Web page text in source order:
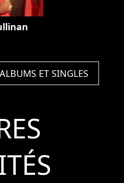
ET SINGLES